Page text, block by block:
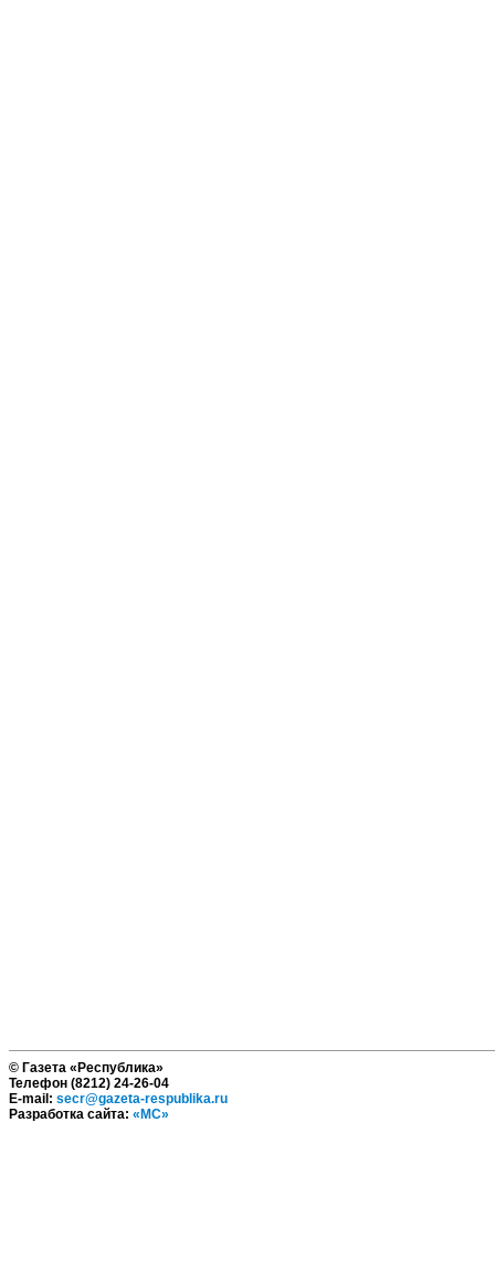
© Газета «Республика»
Телефон (8212) 24-26-04
E-mail: secr@gazeta-respublika.ru
Разработка сайта: «МС»